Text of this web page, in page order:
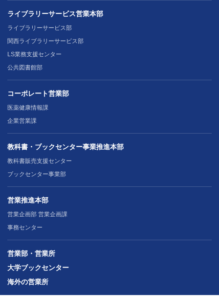
ライブラリーサービス営業本部
ライブラリーサービス部
関西ライブラリーサービス部
LS業務支援センター
公共図書館部
コーポレート営業部
医薬健康情報課
企業営業課
教科書・ブックセンター事業推進本部
教科書販売支援センター
ブックセンター事業部
営業推進本部
営業企画部 営業企画課
事務センター
営業部・営業所
大学ブックセンター
海外の営業所